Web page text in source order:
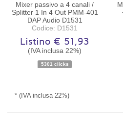
Disponibilità:Ordinabile
Mixer passivo a 4 canali /
Splitter 1 In 4 Out PMM-401
DAP Audio D1531
Codice: D1531
Listino € 51,93
(IVA inclusa 22%)
5301 clicks
* (IVA inclusa 22%)